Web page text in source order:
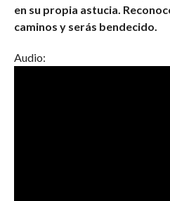
en su propia astucia.
caminos y serás bendecido.
Audio: